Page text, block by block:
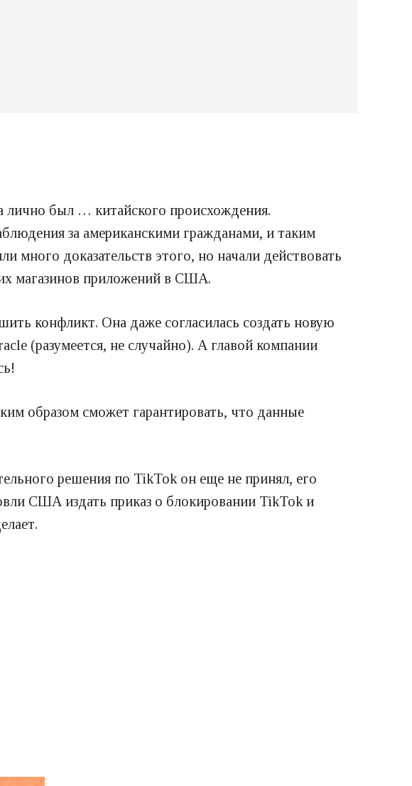
лично был … китайского происхождения.
за американскими гражданами, и таким
много доказательств этого, но начали действовать
магазинов приложений в США.
конфликт. Она даже согласилась создать новую
(разумеется, не случайно). А главой компании
образом сможет гарантировать, что данные
решения по TikTok он еще не принял, его
США издать приказ о блокировании TikTok и